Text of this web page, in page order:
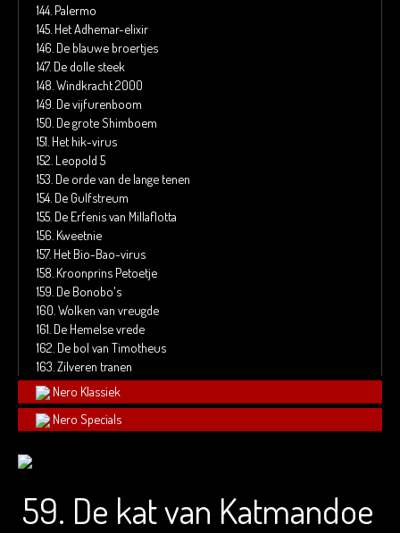
144. Palermo
145. Het Adhemar-elixir
146. De blauwe broertjes
147. De dolle steek
148. Windkracht 2000
149. De vijfurenboom
150. De grote Shimboem
151. Het hik-virus
152. Leopold 5
153. De orde van de lange tenen
154. De Gulfstreum
155. De Erfenis van Millaflotta
156. Kweetnie
157. Het Bio-Bao-virus
158. Kroonprins Petoetje
159. De Bonobo's
160. Wolken van vreugde
161. De Hemelse vrede
162. De bol van Timotheus
163. Zilveren tranen
Nero Klassiek
Nero Specials
59. De kat van Katmandoe